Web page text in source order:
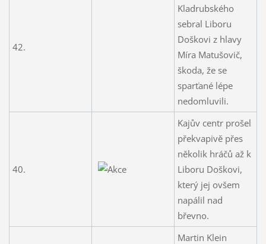
42.
Kladrubského
sebral Liboru
Doškovi z hlavy
Míra Matušovič,
škoda, že se
sparťané lépe
nedomluvili.
40.
Kajův centr prošel
překvapivě přes
několik hráčů až k
Liboru Doškovi,
který jej ovšem
napálil nad
břevno.
Martin Klein